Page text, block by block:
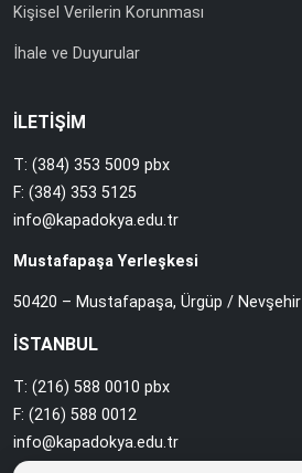
Kişisel Verilerin Korunması
İhale ve Duyurular
İLETİŞİM
T: (384) 353 5009 pbx
F: (384) 353 5125
info@kapadokya.edu.tr
Mustafapaşa Yerleşkesi
50420 – Mustafapaşa, Ürgüp / Nevşehir
İSTANBUL
T: (216) 588 0010 pbx
F: (216) 588 0012
info@kapadokya.edu.tr